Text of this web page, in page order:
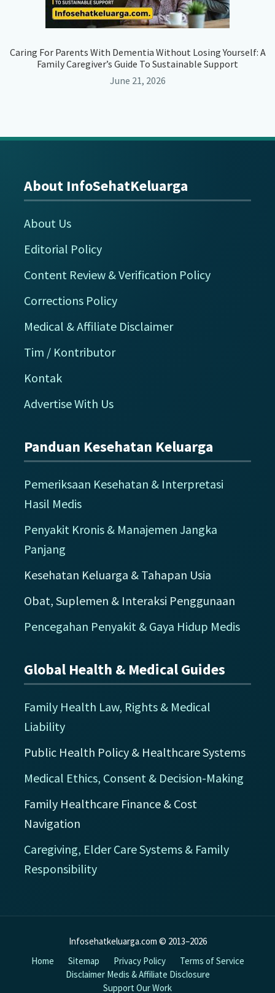
Caring For Parents With Dementia Without Losing Yourself: A
Family Caregiver’s Guide To Sustainable Support
June 21, 2026
Footer
About InfoSehatKeluarga
About Us
Editorial Policy
Content Review & Verification Policy
Corrections Policy
Medical & Affiliate Disclaimer
Tim / Kontributor
Kontak
Advertise With Us
Panduan Kesehatan Keluarga
Pemeriksaan Kesehatan & Interpretasi
Hasil Medis
Penyakit Kronis & Manajemen Jangka
Panjang
Kesehatan Keluarga & Tahapan Usia
Obat, Suplemen & Interaksi Penggunaan
Pencegahan Penyakit & Gaya Hidup Medis
Global Health & Medical Guides
Family Health Law, Rights & Medical
Liability
Public Health Policy & Healthcare Systems
Medical Ethics, Consent & Decision-Making
Family Healthcare Finance & Cost
Navigation
Caregiving, Elder Care Systems & Family
Responsibility
Infosehatkeluarga.com © 2013–2026
Home
Sitemap Privacy Policy
Terms of Service
Disclaimer Medis & Affiliate Disclosure
Support Our Work